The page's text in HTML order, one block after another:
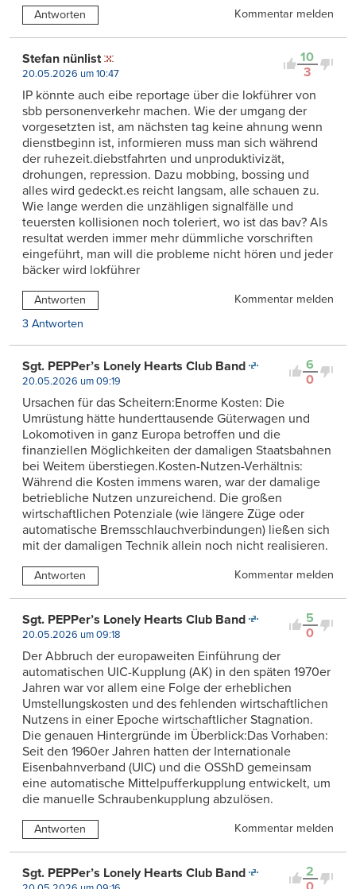
Antworten Kommentar melden
10
3
Stefan nünlist
20.05.2026 um 10:47
IP könnte auch eibe reportage über die lokführer von
sbb personenverkehr machen. Wie der umgang der
vorgesetzten ist, am nächsten tag keine ahnung wenn
dienstbeginn ist, informieren muss man sich während
der ruhezeit.diebstfahrten und unproduktivizät,
drohungen, repression. Dazu mobbing, bossing und
alles wird gedeckt.es reicht langsam, alle schauen zu.
Wie lange werden die unzähligen signalfälle und
teuersten kollisionen noch toleriert, wo ist das bav? Als
resultat werden immer mehr dümmliche vorschriften
eingeführt, man will die probleme nicht hören und jeder
bäcker wird lokführer
Antworten
Kommentar melden
3 Antworten
6
0
Sgt. PEPPer’s Lonely Hearts Club Band
20.05.2026 um 09:19
Ursachen für das Scheitern:Enorme Kosten: Die
Umrüstung hätte hunderttausende Güterwagen und
Lokomotiven in ganz Europa betroffen und die
finanziellen Möglichkeiten der damaligen Staatsbahnen
bei Weitem überstiegen.Kosten-Nutzen-Verhältnis:
Während die Kosten immens waren, war der damalige
betriebliche Nutzen unzureichend. Die großen
wirtschaftlichen Potenziale (wie längere Züge oder
automatische Bremsschlauchverbindungen) ließen sich
mit der damaligen Technik allein noch nicht realisieren.
Antworten Kommentar melden
5
0
Sgt. PEPPer’s Lonely Hearts Club Band
20.05.2026 um 09:18
Der Abbruch der europaweiten Einführung der
automatischen UIC-Kupplung (AK) in den späten 1970er
Jahren war vor allem eine Folge der erheblichen
Umstellungskosten und des fehlenden wirtschaftlichen
Nutzens in einer Epoche wirtschaftlicher Stagnation.
Die genauen Hintergründe im Überblick:Das Vorhaben:
Seit den 1960er Jahren hatten der Internationale
Eisenbahnverband (UIC) und die OSShD gemeinsam
eine automatische Mittelpufferkupplung entwickelt, um
die manuelle Schraubenkupplung abzulösen.
Antworten Kommentar melden
2
Sgt. PEPPer’s Lonely Hearts Club Band